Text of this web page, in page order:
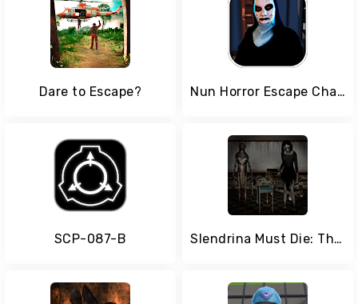
Dare to Escape? Nun Horror Escape Challenge 3D
SCP-087-B Slendrina Must Die: The Asylum